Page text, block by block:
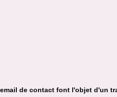
de contact font l'objet d'un